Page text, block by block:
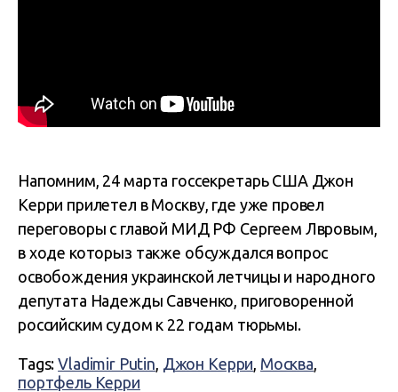
Напомним, 24 марта госсекретарь США Джон
Керри прилетел в Москву, где уже провел
переговоры с главой МИД РФ Сергеем Лвровым,
в ходе которыз также обсуждался вопрос
освобождения украинской летчицы и народного
депутата Надежды Савченко, приговоренной
российским судом к 22 годам тюрьмы.
Tags:Vladimir Putin, Джон Керри, Москва,
портфель Керри